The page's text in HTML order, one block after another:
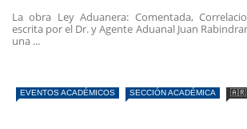
La obra Ley Aduanera: Comentada,
escrita por el Dr. y Agente Aduanal Juan
una ...
EVENTOS ACADÉMICOS SECCIÓN ACADÉMICA 🇦🇷